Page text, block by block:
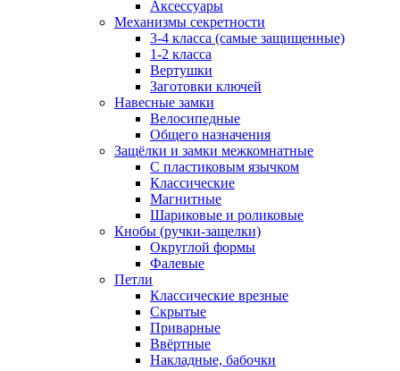
Аксессуары
Механизмы секретности
3-4 класса (самые защищенные)
1-2 класса
Вертушки
Заготовки ключей
Навесные замки
Велосипедные
Общего назначения
Защёлки и замки межкомнатные
С пластиковым язычком
Классические
Магнитные
Шариковые и роликовые
Кнобы (ручки-защелки)
Округлой формы
Фалевые
Петли
Классические врезные
Скрытые
Приварные
Ввёртные
Накладные, бабочки